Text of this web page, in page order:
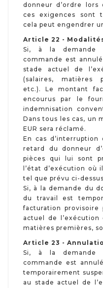
donneur d’ordre
ces exigences sont
cela peut engendrer
Article 22 -
Si, à la demande
commande est
stade actuel de
(salaires, matières
etc.). Le montant
encourus par le
indemnisation
Dans tous les cas, un
EUR sera réclamé.
En cas d’interruption
retard du donneur
pièces qui lui sont
l’état d’exécution
tel que prévu ci-
Si, à la demande du
du travail est
facturation
actuel de l’exécution
matières premières,
Article 23 -
Si, à la demande
commande est
temporairement
au stade actuel de